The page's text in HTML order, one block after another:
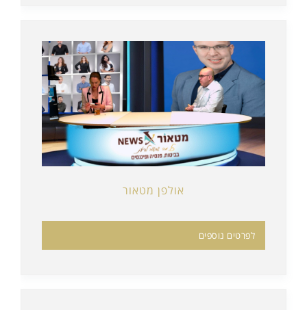
אולפן מטאור
לפרטים נוספים